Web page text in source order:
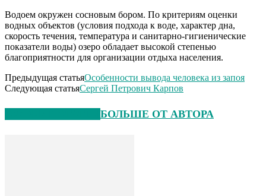
Водоем окружен сосновым бором. По критериям оценки
водных объектов (условия подхода к воде, характер дна,
скорость течения, температура и санитарно-гигиенические
показатели воды) озеро обладает высокой степенью
благоприятности для организации отдыха населения.
Предыдущая статьяОсобенности вывода человека из запоя
Следующая статьяСергей Петрович Карпов
БОЛЬШЕ ОТ АВТОРА